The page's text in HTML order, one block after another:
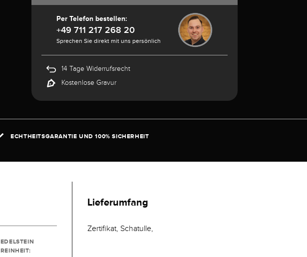
Per Telefon bestellen:
+49 711 217 268 20
Sprechen Sie direkt mit uns persönlich
14 Tage Widerrufsrecht
Kostenlose Gravur
ECHTHEITSGARANTIE UND 100% SICHERHEIT
EDELSTEIN
REINHEIT:
Lieferumfang
Zertifikat, Schatulle,